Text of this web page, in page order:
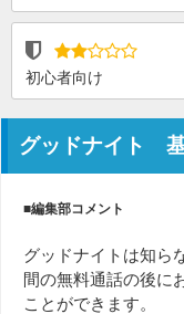
初心者向け
グッドナイト
■編集部コメント
グッドナイトは知ら
間の無料通話の後に
ことができます。